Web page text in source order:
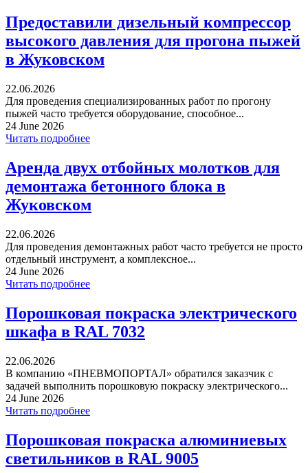
Предоставили дизельный компрессор
высокого давления для прогона пыжей
в Жуковском
22.06.2026
Для проведения специализированных работ по прогону
пыжей часто требуется оборудование, способное...
24 June 2026
Читать подробнее
Аренда двух отбойных молотков для
демонтажа бетонного блока в
Жуковском
22.06.2026
Для проведения демонтажных работ часто требуется не просто
отдельный инструмент, а комплексное...
24 June 2026
Читать подробнее
Порошковая покраска электрического
шкафа в RAL 7032
22.06.2026
В компанию «ПНЕВМОПОРТАЛ» обратился заказчик с
задачей выполнить порошковую покраску электрического...
24 June 2026
Читать подробнее
Порошковая покраска алюминиевых
светильников в RAL 9005